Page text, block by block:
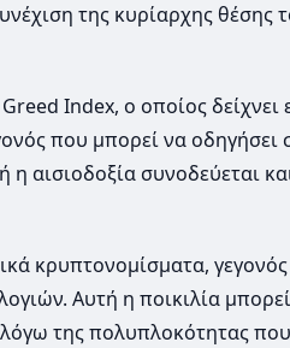
της κυρίαρχης θέσης
Index, ο οποίος δείχνει
που μπορεί να
αισιοδοξία συνοδεύεται
κρυπτονομίσματα,
Αυτή η ποικιλία
της πολυπλοκότητας